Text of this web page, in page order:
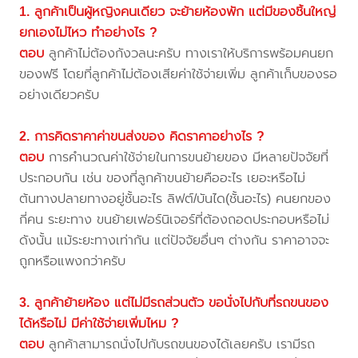
1. ลูกค้าเป็นผู้หญิงคนเดียว จะย้ายห้องพัก แต่มีของชิ้นใหญ่
ยกเองไม่ไหว ทำอย่างไร ?
ตอบ ลูกค้าไม่ต้องกังวลนะครับ ทางเราให้บริการพร้อมคนยก
ของฟรี โดยที่ลูกค้าไม่ต้องเสียค่าใช้จ่ายเพิ่ม ลูกค้าเก็บของรอ
อย่างเดียวครับ
2. การคิดราคาค่าขนส่งของ คิดราคาอย่างไร ?
ตอบ การคำนวณค่าใช้จ่ายในการขนย้ายของ มีหลายปัจจัยที่
ประกอบกัน เช่น ของที่ลูกค้าขนย้ายคืออะไร เยอะหรือไม่
ต้นทางปลายทางอยู่ชั้นอะไร ลิฟต์/บันได(ชั้นอะไร) คนยกของ
กี่คน ระยะทาง ขนย้ายเฟอร์นิเจอร์ที่ต้องถอดประกอบหรือไม่
ดังนั้น แม้ระยะทางเท่ากัน แต่ปัจจัยอื่นๆ ต่างกัน ราคาอาจจะ
ถูกหรือแพงกว่าครับ
3. ลูกค้าย้ายห้อง แต่ไม่มีรถส่วนตัว ขอนั่งไปกับที่รถขนของ
ได้หรือไม่ มีค่าใช้จ่ายเพิ่มไหม ?
ตอบ ลูกค้าสามารถนั่งไปกับรถขนของได้เลยครับ เรามีรถ